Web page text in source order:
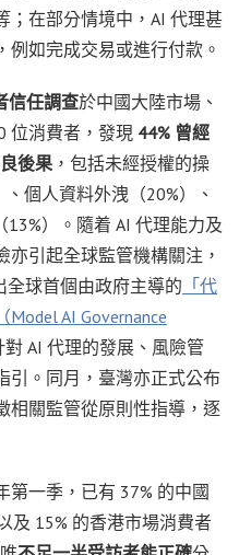
；在部分情境中，AI 代理甚
例如完成交易或進行付款。
信任調查於中國大陸市場、
位消費者，發現 44% 曾經
後果 ，包括未經授權的操
個人資料外洩（20%）、
）。隨着 AI 代理能力及
引起全球監管機構關注，
全球首個由政府主導的 「代
AI Governance
對 AI 代理的發展、風險管
引。同月，臺灣亦正式公布
相關監管從原則性指導，逐
第一季，已有 37% 的中國
及 15% 的香港市場消費者